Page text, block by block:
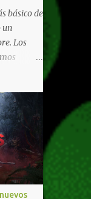
en Xbox .
de
puede
Ofertas -
One
básico de
un
Los
en
hasta
para